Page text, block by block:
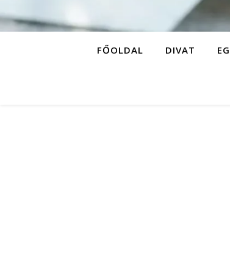
FŐOLDAL DIVAT